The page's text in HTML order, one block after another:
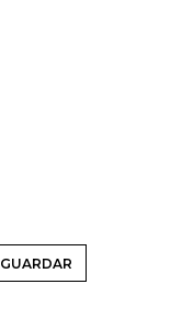
GUARDAR